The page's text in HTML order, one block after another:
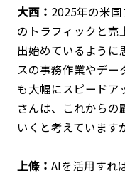
大西： 2025年の米
のトラフィックと売
出始めているように
スの事務作業やデー
も大幅にスピードア
さんは、これからの
いくと考えています
上條： AIを活用すれ